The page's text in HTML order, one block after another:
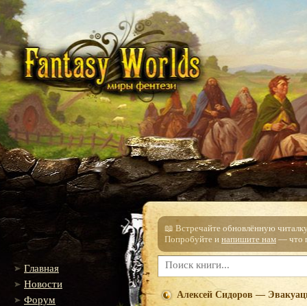
Главная
Новости
Форум
📖 Встречайте обновлённую
Попробуйте и напишите нам — что
Алексей Сидоров —